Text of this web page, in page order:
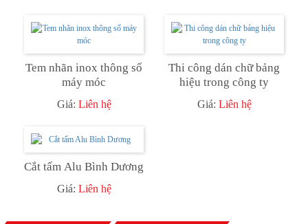
Tem nhãn inox thông số
máy móc
Giá: Liên hệ
Thi công dán chữ bảng
hiệu trong công ty
Giá: Liên hệ
Cắt tấm Alu Bình Dương
Giá: Liên hệ